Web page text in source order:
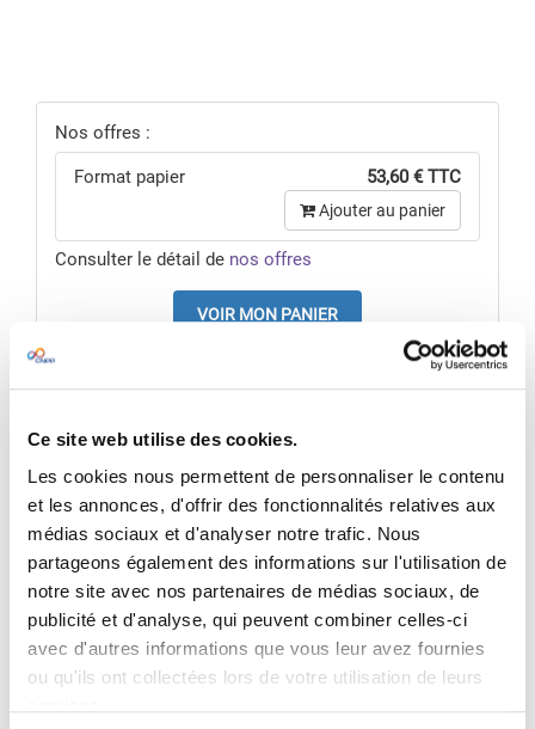
Ce site web utilise des cookies.
Les cookies nous permettent de personnaliser le contenu
et les annonces, d'offrir des fonctionnalités relatives aux
médias sociaux et d'analyser notre trafic. Nous
partageons également des informations sur l'utilisation de
notre site avec nos partenaires de médias sociaux, de
publicité et d'analyse, qui peuvent combiner celles-ci
avec d'autres informations que vous leur avez fournies
ou qu'ils ont collectées lors de votre utilisation de leurs
Nos offres :
Format papier 53,60 € TTC
Ajouter au panier
Consulter le détail de nos offres
VOIR MON PANIER
RÉSUMÉ
Économisez en achetant ce pack à 53,60 € au
lieu de67 €
Contenu du pack:
- 1 exemplaire deLa protection des équipes
d'intervention
Se protéger de la contamination des fumées
Consulter l'ouvrage
- 1 exemplaire deQue faire face à l'incendie ?